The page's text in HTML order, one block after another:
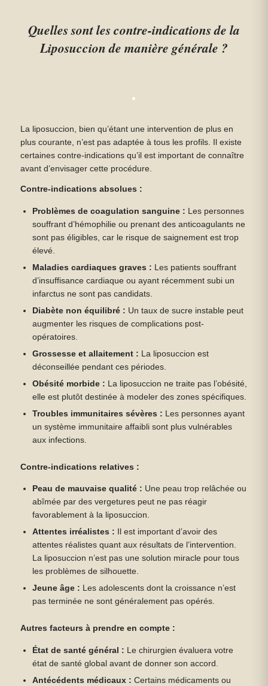
Quelles sont les contre-indications de la
Liposuccion de manière générale ?
La liposuccion, bien qu’étant une intervention de plus en
plus courante, n’est pas adaptée à tous les profils. Il existe
certaines contre-indications qu’il est important de connaître
avant d’envisager cette procédure.
Contre-indications absolues :
Problèmes de coagulation sanguine : Les personnes
souffrant d’hémophilie ou prenant des anticoagulants ne
sont pas éligibles, car le risque de saignement est trop
élevé.
Maladies cardiaques graves : Les patients souffrant
d’insuffisance cardiaque ou ayant récemment subi un
infarctus ne sont pas candidats.
Diabète non équilibré : Un taux de sucre instable peut
augmenter les risques de complications post-
opératoires.
Grossesse et allaitement : La liposuccion est
déconseillée pendant ces périodes.
Obésité morbide : La liposuccion ne traite pas l’obésité,
elle est plutôt destinée à modeler des zones spécifiques.
Troubles immunitaires sévères : Les personnes ayant
un système immunitaire affaibli sont plus vulnérables
aux infections.
Contre-indications relatives :
Peau de mauvaise qualité : Une peau trop relâchée ou
abîmée par des vergetures peut ne pas réagir
favorablement à la liposuccion.
Attentes irréalistes : Il est important d’avoir des
attentes réalistes quant aux résultats de l’intervention.
La liposuccion n’est pas une solution miracle pour tous
les problèmes de silhouette.
Jeune âge : Les adolescents dont la croissance n’est
pas terminée ne sont généralement pas opérés.
Autres facteurs à prendre en compte :
État de santé général : Le chirurgien évaluera votre
état de santé global avant de donner son accord.
Antécédents médicaux : Certains médicaments ou